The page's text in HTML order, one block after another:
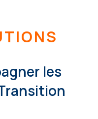
les